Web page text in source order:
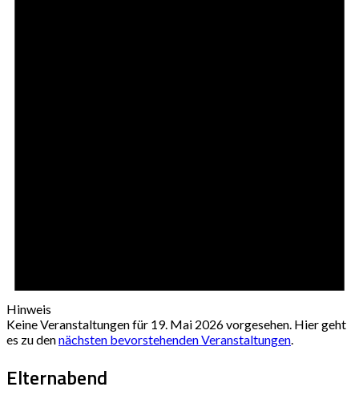
Hinweis
Keine Veranstaltungen für 19. Mai 2026 vorgesehen. Hier geht
es zu dennächsten bevorstehenden Veranstaltungen.
Elternabend